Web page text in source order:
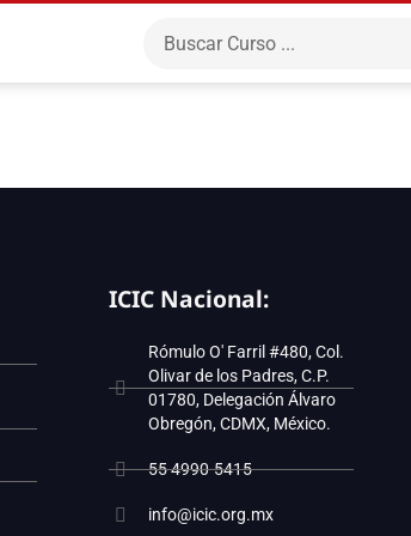
ICIC Nacional:
Rómulo O' Farril #480, Col.
Olivar de los Padres, C.P.
01780, Delegación Álvaro
Obregón, CDMX, México.
55 4990-5415
info@icic.org.mx